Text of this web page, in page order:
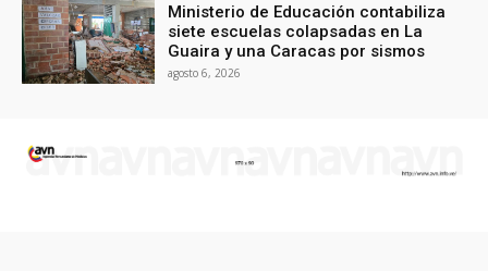
Ministerio de Educación contabiliza
siete escuelas colapsadas en La
Guaira y una Caracas por sismos
agosto 6, 2026